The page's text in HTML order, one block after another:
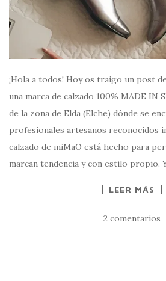
¡Hola a todos! Hoy os traigo un post
una marca de calzado 100% MADE IN
de la zona de Elda (Elche) dónde se
profesionales artesanos reconocidos
calzado de miMaO está hecho para
marcan tendencia y con estilo propio.
LEER MÁS
2 comentarios